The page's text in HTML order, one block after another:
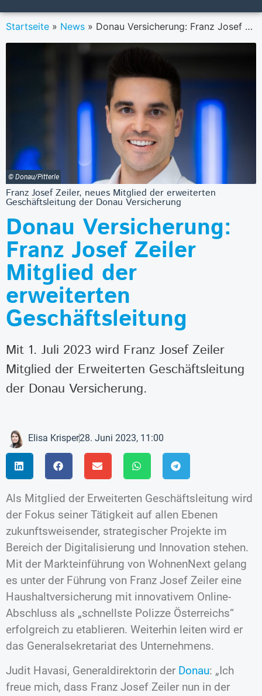
Startseite » News » Donau Versicherung: Franz Josef Zeiler Mitglied der erweiterten Geschäftsleitung
© Donau/Pitterle
Franz Josef Zeiler, neues Mitglied der erweiterten
Geschäftsleitung der Donau Versicherung
Donau Versicherung:
Franz Josef Zeiler
Mitglied der
erweiterten
Geschäftsleitung
Mit 1. Juli 2023 wird Franz Josef Zeiler
Mitglied der Erweiterten Geschäftsleitung
der Donau Versicherung.
Elisa Krisper28. Juni 2023, 11:00
Als Mitglied der Erweiterten Geschäftsleitung wird
der Fokus seiner Tätigkeit auf allen Ebenen
zukunftsweisender, strategischer Projekte im
Bereich der Digitalisierung und Innovation stehen.
Mit der Markteinführung von WohnenNext gelang
es unter der Führung von Franz Josef Zeiler eine
Haushaltversicherung mit innovativem Online-
Abschluss als „schnellste Polizze Österreichs“
erfolgreich zu etablieren. Weiterhin leiten wird er
das Generalsekretariat des Unternehmens.
Judit Havasi, Generaldirektorin der Donau: „Ich
freue mich, dass Franz Josef Zeiler nun in der